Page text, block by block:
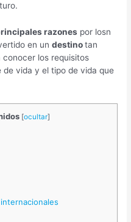
razones por losn
en undestinotan
conocer los requisitos
vida y el tipo de vida que
[ocultar]